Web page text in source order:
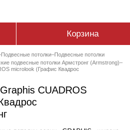
Корзина
Подвесные потолки–Подвесные потолки
подвесные потолки Армстронг (Armstrong)–
microlook (Графис Квадрос
CUADROS